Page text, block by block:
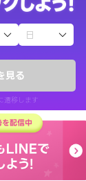
見る
遷移します
座占い
定を
女性